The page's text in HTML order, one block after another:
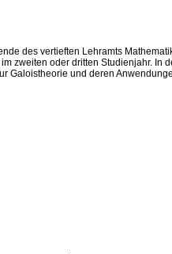
des vertieften Lehramts
zweiten oder dritten Studienjahr. In
Galoistheorie und deren